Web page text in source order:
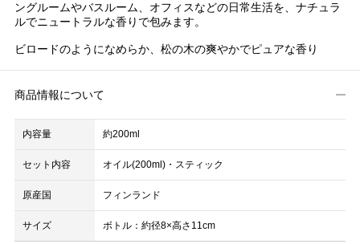
ングルームやバスルーム、オフィスなどの日常生活を、ナチュラ
ルでニュートラルな香りで包みます。
ビロードのようになめらか、松の木の爽やかでピュアな香り
商品情報について
内容量 約200ml
セット内容 オイル(200ml)・スティック
原産国 フィンランド
サイズ ボトル：約径8×高さ11cm